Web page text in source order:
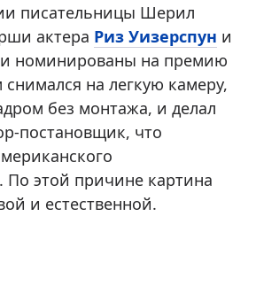
писательницы Шерил
актера Риз Уизерспун и
номинированы на премию
на легкую камеру,
без монтажа, и делал
постановщик, что
По этой причине картина
и естественной.